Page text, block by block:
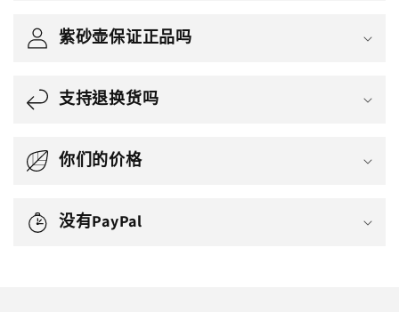
紫砂壶保证正品吗
支持退换货吗
你们的价格
没有PayPal